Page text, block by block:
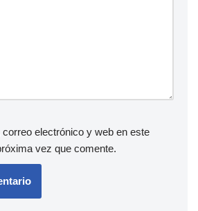
electrónico y web en este
vez que comente.